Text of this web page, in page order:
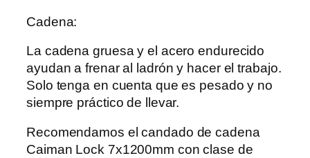
Cadena:
La cadena gruesa y el acero endurecido
ayudan a frenar al ladrón y hacer el trabajo.
Solo tenga en cuenta que es pesado y no
siempre práctico de llevar.
Recomendamos el candado de cadena
Caiman Lock 7x1200mm con clase de